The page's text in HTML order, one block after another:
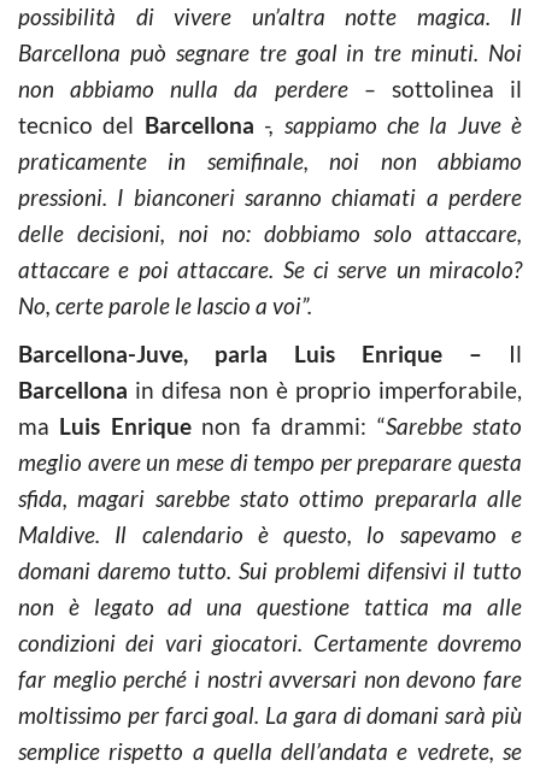
possibilità di vivere un’altra notte magica. Il
Barcellona può segnare tre goal in tre minuti. Noi
non abbiamo nulla da perdere – sottolinea il
tecnico del Barcellona -, sappiamo che la Juve è
praticamente in semifinale, noi non abbiamo
pressioni. I bianconeri saranno chiamati a perdere
delle decisioni, noi no: dobbiamo solo attaccare,
attaccare e poi attaccare. Se ci serve un miracolo?
No, certe parole le lascio a voi”.
Barcellona-Juve, parla Luis Enrique – Il
Barcellona in difesa non è proprio imperforabile,
ma Luis Enriquenon fa drammi: “Sarebbe stato
meglio avere un mese di tempo per preparare questa
sfida, magari sarebbe stato ottimo prepararla alle
Maldive. Il calendario è questo, lo sapevamo e
domani daremo tutto. Sui problemi difensivi il tutto
non è legato ad una questione tattica ma alle
condizioni dei vari giocatori. Certamente dovremo
far meglio perché i nostri avversari non devono fare
moltissimo per farci goal. La gara di domani sarà più
semplice rispetto a quella dell’andata e vedrete, se